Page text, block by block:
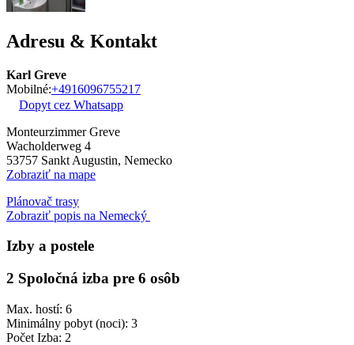
Adresu & Kontakt
Karl Greve
Mobilné:+4916096755217
Dopyt cez Whatsapp
Monteurzimmer Greve
Wacholderweg 4
53757 Sankt Augustin, Nemecko
Zobraziť na mape
Plánovač trasy
Zobraziť popis na Nemecký
Izby a postele
2 Spoločná izba pre 6 osôb
Max. hostí: 6
Minimálny pobyt (noci): 3
Počet Izba: 2